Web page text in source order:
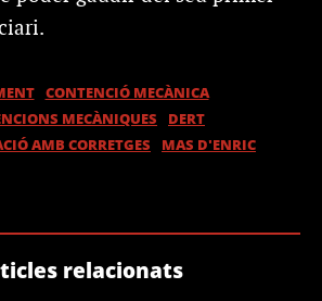
CONTENCIÓ MECÀNICA
MECÀNIQUES
DERT
AMB CORRETGES
MAS D'ENRIC
relacionats